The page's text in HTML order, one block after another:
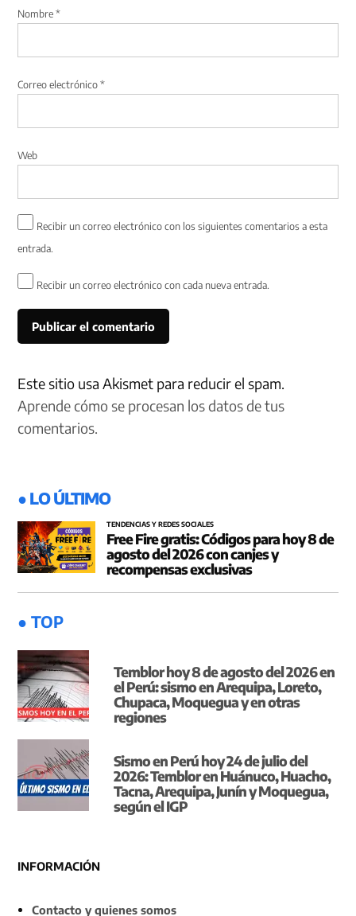
Nombre*
Correo electrónico*
Web
Recibir un correo electrónico con los siguientes comentarios a esta
entrada.
Recibir un correo electrónico con cada nueva entrada.
Este sitio usa Akismet para reducir el spam.
Aprende cómo se procesan los datos de tus
comentarios.
● LO ÚLTIMO
TENDENCIAS Y REDES SOCIALES
Free Fire gratis: Códigos para hoy 8 de
agosto del 2026 con canjes y
recompensas exclusivas
● TOP
Temblor hoy 8 de agosto del 2026 en
el Perú: sismo en Arequipa, Loreto,
Chupaca, Moquegua y en otras
regiones
Sismo en Perú hoy 24 de julio del
2026: Temblor en Huánuco, Huacho,
Tacna, Arequipa, Junín y Moquegua,
según el IGP
INFORMACIÓN
Contacto y quienes somos